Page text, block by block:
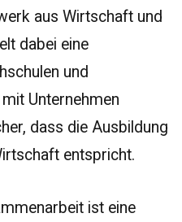
aus Wirtschaft und
dabei eine
und
Unternehmen
dass die Ausbildung
entspricht.
ist eine